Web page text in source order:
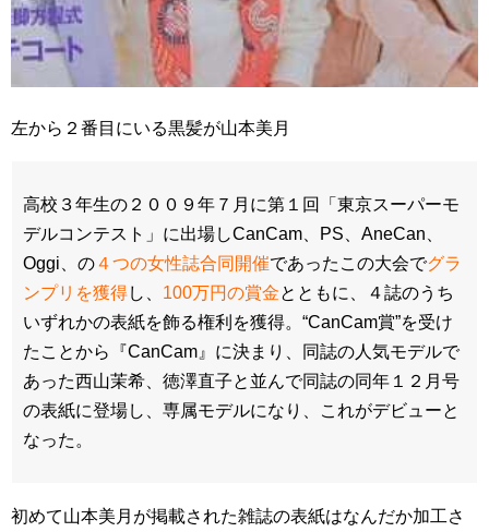
左から２番目にいる黒髪が山本美月
高校３年生の２００９年７月に第１回「東京スーパーモ
デルコンテスト」に出場しCanCam、PS、AneCan、
Oggi、の４つの女性誌合同開催であったこの大会でグラ
ンプリを獲得し、 100万円の賞金とともに、４誌のうち
いずれかの表紙を飾る権利を獲得。“CanCam賞”を受け
たことから『CanCam』に決まり、同誌の人気モデルで
あった西山茉希、徳澤直子と並んで同誌の同年１２月号
の表紙に登場し、専属モデルになり、これがデビューと
なった。
初めて山本美月が掲載された雑誌の表紙はなんだか加工さ